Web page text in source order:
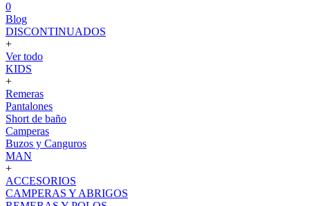
0
Blog
DISCONTINUADOS
+
Ver todo
KIDS
+
Remeras
Pantalones
Short de baño
Camperas
Buzos y Canguros
MAN
+
ACCESORIOS
CAMPERAS Y ABRIGOS